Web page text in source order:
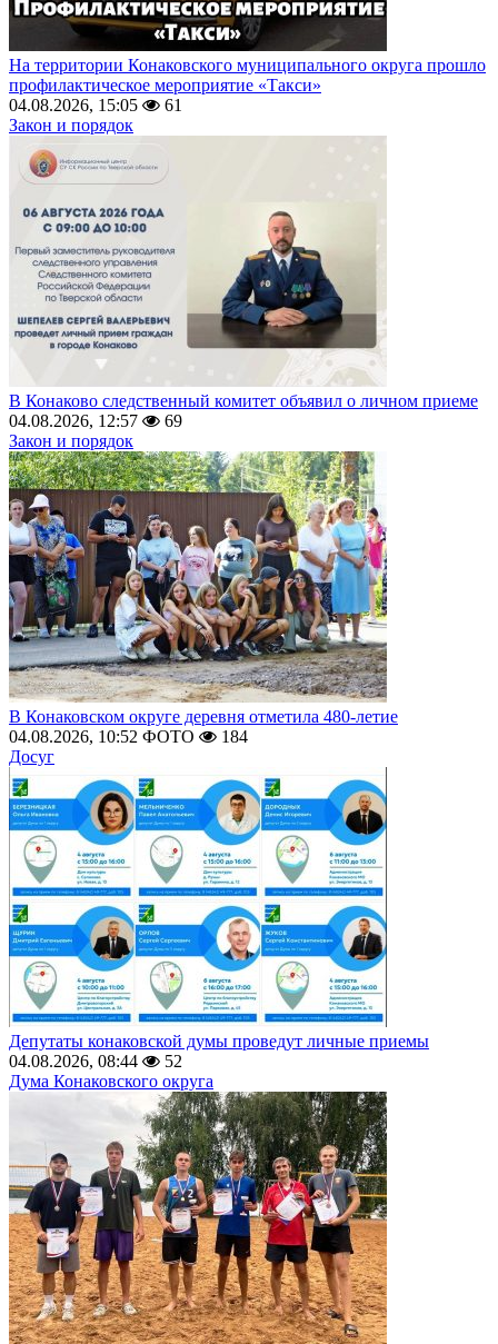
На территории Конаковского муниципального округа прошло
профилактическое мероприятие «Такси»
04.08.2026, 15:05
61
Закон и порядок
В Конаково следственный комитет объявил о личном приеме
04.08.2026, 12:57
69
Закон и порядок
В Конаковском округе деревня отметила 480-летие
04.08.2026, 10:52 ФОТО
184
Досуг
Депутаты конаковской думы проведут личные приемы
04.08.2026, 08:44
52
Дума Конаковского округа